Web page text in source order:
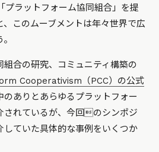
プラットフォーム協同組合」を提
このムーブメントは年々世界で広
組合の研究、コミュニティ構築の
Cooperativism（PCC）の公式
のありとあらゆるプラットフォー
されているが、今回のシンポジ
していた具体的な事例をいくつか